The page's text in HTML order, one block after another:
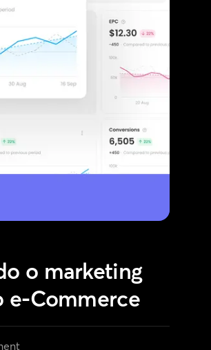
o marketing
e-Commerce